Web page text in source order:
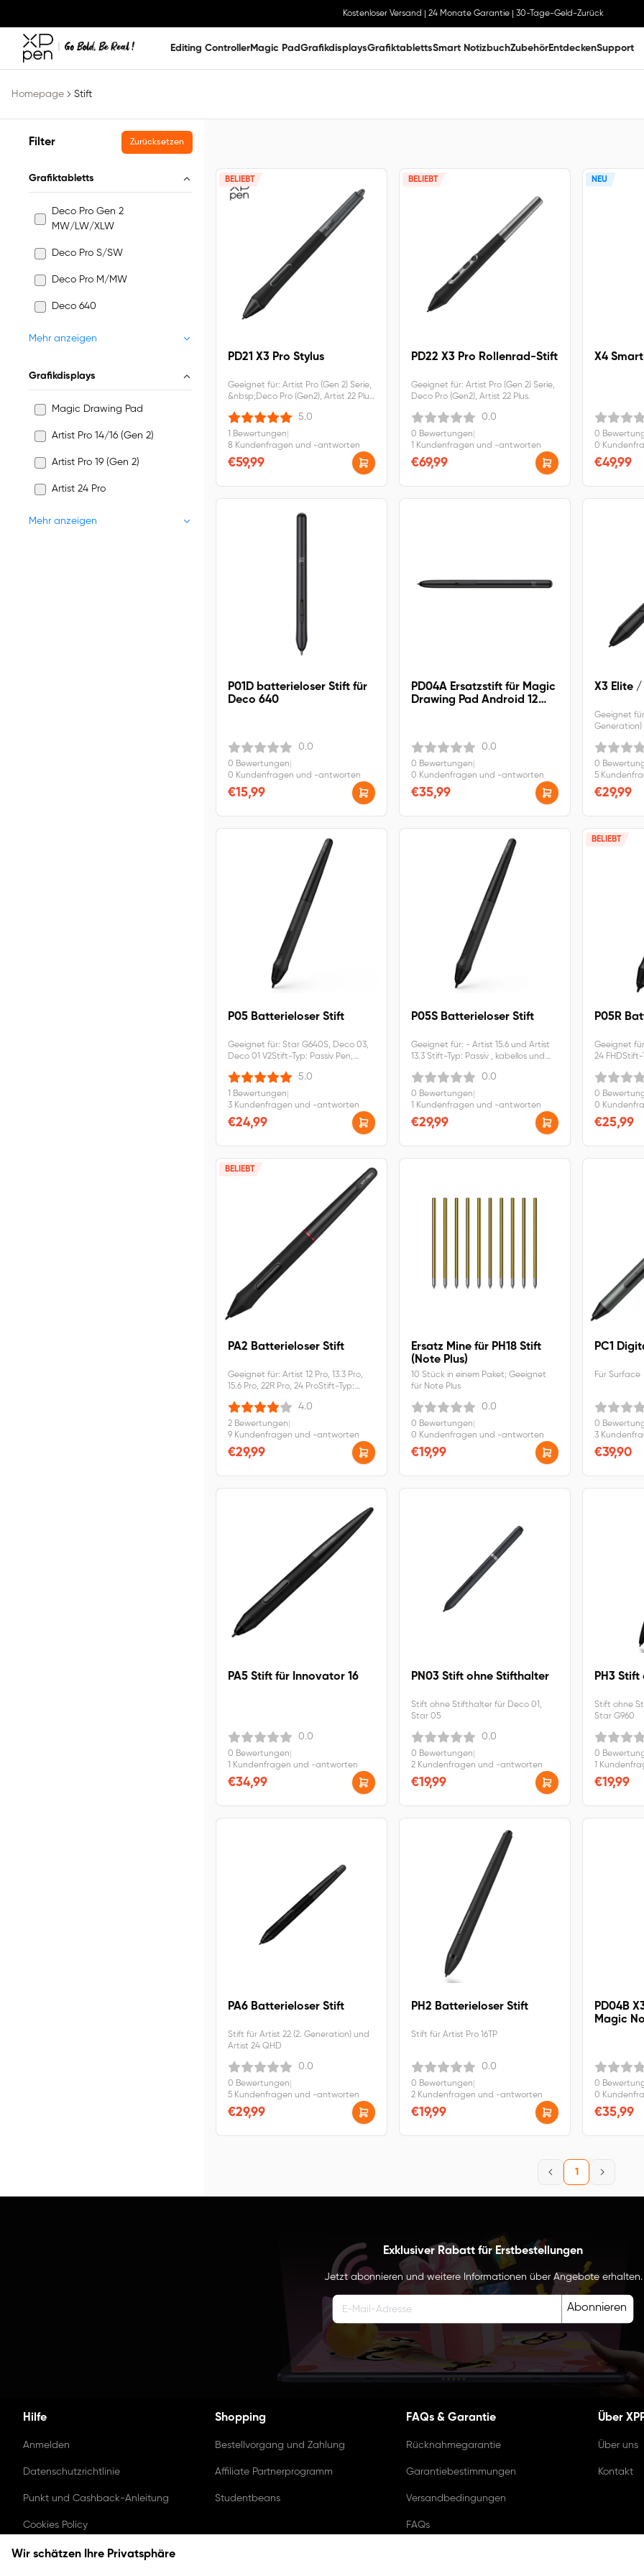
Kostenloser Versand | 24 Monate Garantie | 30-Tage-Geld-Zurück
Editing ControllerMagic PadGrafikdisplaysGrafiktablettsSmart NotizbuchZubehörEntdeckenSupport
Homepage Stift
Filter Zurücksetzen
Grafiktabletts
Deco Pro Gen 2
MW/LW/XLW
Deco Pro S/SW
Deco Pro M/MW
Deco 640
Mehr anzeigen
Grafikdisplays
Magic Drawing Pad
Artist Pro 14/16 (Gen 2)
Artist Pro 19 (Gen 2)
Artist 24 Pro
Mehr anzeigen
BELIEBT
PD21 X3 Pro Stylus
Geeignet für: Artist Pro (Gen 2) Serie,
&nbsp;Deco Pro (Gen2), Artist 22 Plus,
5.0
1 Bewertungen
8 Kundenfragen und -antworten
€59,99
BELIEBT
PD22 X3 Pro Rollenrad-Stift
Geeignet für: Artist Pro (Gen 2) Serie,
Deco Pro (Gen2), Artist 22 Plus.
0.0
0 Bewertungen
1 Kundenfragen und -antworten
€69,99
NEU
X4
0
0
€49,99
P01D batterieloser Stift für
Deco 640
0.0
0 Bewertungen
0 Kundenfragen und -antworten
€15,99
PD04A Ersatzstift für Magic
Drawing Pad Android 12
0.0
0 Bewertungen
0 Kundenfragen und -antworten
€35,99
X3 Elite /
Geeignet
Generation)
0
5
€29,99
P05 Batterieloser Stift
Geeignet für: Star G640S, Deco 03,
Deco 01 V2Stift-Typ: Passiv Pen,
druckempfindlich
5.0
1 Bewertungen
3 Kundenfragen und -antworten
€24,99
P05S Batterieloser Stift
Geeignet für: - Artist 15.6 und Artist
13.3 Stift-Typ: Passiv , kabellos und
0.0
0 Bewertungen
1 Kundenfragen und -antworten
€29,99
BELIEBT
P05R
Geeignet
24 FHDStift-
0
0
€25,99
BELIEBT
PA2 Batterieloser Stift
Geeignet für: Artist 12 Pro, 13.3 Pro,
15.6 Pro, 22R Pro, 24 ProStift-Typ:
druckempfindlich
4.0
2 Bewertungen
9 Kundenfragen und -antworten
€29,99
Ersatz Mine für PH18 Stift
(Note Plus)
10 Stück in einem Paket; Geeignet
für Note Plus
0.0
0 Bewertungen
0 Kundenfragen und -antworten
€19,99
PC1
Für Surface
0
3
€39,90
PA5 Stift für Innovator 16
0.0
0 Bewertungen
1 Kundenfragen und -antworten
€34,99
PN03 Stift ohne Stifthalter
Stift ohne Stifthalter für Deco 01,
Star 05
0.0
0 Bewertungen
2 Kundenfragen und -antworten
€19,99
PH3
Stift ohne
Star G960
0
1
€19,99
PA6 Batterieloser Stift
Stift für Artist 22 (2. Generation) und
Artist 24 QHD
0.0
0 Bewertungen
5 Kundenfragen und -antworten
€29,99
PH2 Batterieloser Stift
Stift für Artist Pro 16TP
0.0
0 Bewertungen
2 Kundenfragen und -antworten
€19,99
PD04B
Magic
0
0
€35,99
1
Exklusiver Rabatt für Erstbestellungen
Jetzt abonnieren und weitere Informationen über Angebote erhalten.
Abonnieren
Hilfe
Anmelden
Datenschutzrichtlinie
Punkt und Cashback-Anleitung
Cookies Policy
Nutzervereinbarung
Shopping
Bestellvorgang und Zahlung
Affiliate Partnerprogramm
Studentbeans
FAQs & Garantie
Rücknahmegarantie
Garantiebestimmungen
Versandbedingungen
FAQs
Über
Über uns
Kontakt
Wir schätzen Ihre Privatsphäre